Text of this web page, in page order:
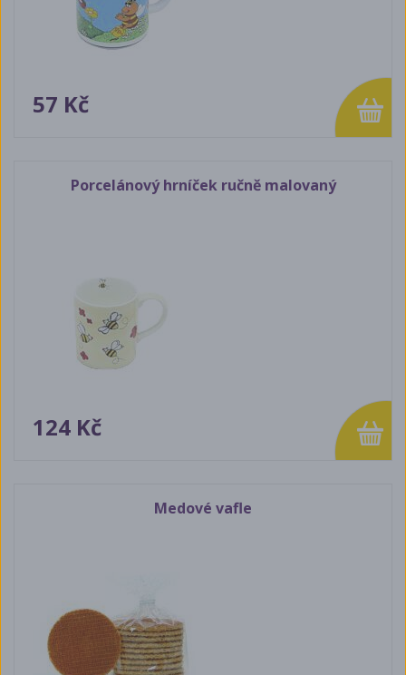
57 Kč
Porcelánový hrníček ručně malovaný
124 Kč
Medové vafle